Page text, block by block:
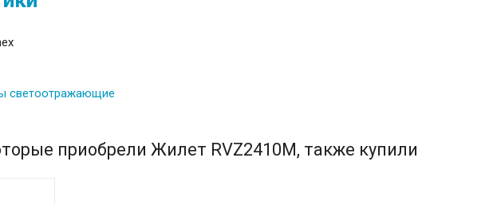
светоотражающие
приобрели Жилет RVZ2410M, также купили